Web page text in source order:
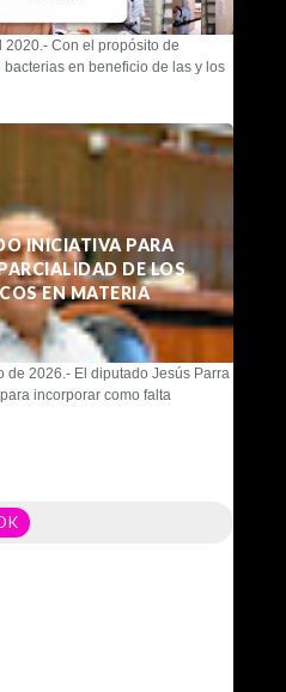
2020.- Con el propósito de
en beneficio de las y los
INICIATIVA PARA
DE LOS
EN MATERIA
de 2026.- El diputado Jesús Parra
incorporar como falta